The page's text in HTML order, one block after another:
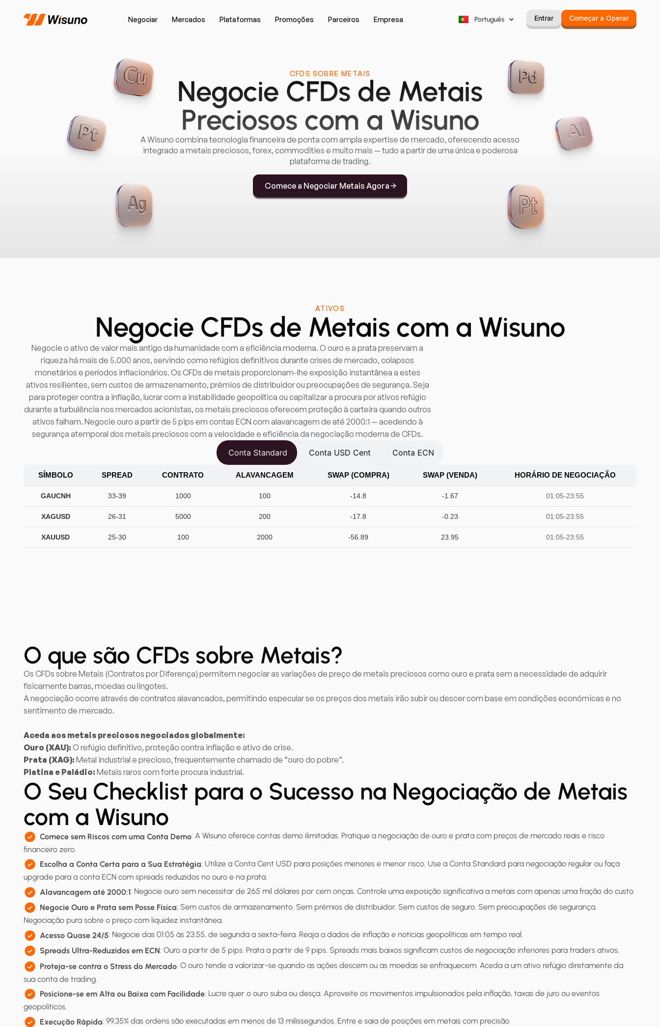
Negociar Mercados Plataformas Promoções Parceiros Empresa Português
Русский Entrar Começar a Operar
CFDS SOBRE METAIS
Negocie CFDs de Metais
Preciosos com a Wisuno
A Wisuno combina tecnologia financeira de ponta com ampla expertise de mercado, oferecendo acesso
integrado a metais preciosos, forex, commodities e muito mais — tudo a partir de uma única e poderosa
plataforma de trading.
Comece a Negociar Metais Agora
ATIVOS
Negocie CFDs de Metais com a Wisuno
Negocie o ativo de valor mais antigo da humanidade com a eficiência moderna. O ouro e a prata preservam a
riqueza há mais de 5.000 anos, servindo como refúgios definitivos durante crises de mercado, colapsos
monetários e períodos inflacionários. Os CFDs de metais proporcionam-lhe exposição instantânea a estes
ativos resilientes, sem custos de armazenamento, prémios de distribuidor ou preocupações de segurança. Seja
para proteger contra a inflação, lucrar com a instabilidade geopolítica ou capitalizar a procura por ativos refúgio
durante a turbulência nos mercados acionistas, os metais preciosos oferecem proteção à carteira quando outros
ativos falham. Negocie ouro a partir de 5 pips em contas ECN com alavancagem de até 2000:1 — acedendo à
segurança atemporal dos metais preciosos com a velocidade e eficiência da negociação moderna de CFDs.
Conta Standard
Conta USD Cent Conta ECN
SÍMBOLO SPREAD CONTRATO ALAVANCAGEM SWAP (COMPRA) SWAP (VENDA) HORÁRIO DE NEGOCIAÇÃO
GAUCNH 33-39 1000 100 -14.8 -1.67 01:05-23:55
XAGUSD 26-31 5000 200 -17.8 -0.23 01:05-23:55
XAUUSD 25-30 100 2000 -56.89 23.95 01:05-23:55
O que são CFDs sobre Metais?
Os CFDs sobre Metais (Contratos por Diferença) permitem negociar as variações de preço de metais preciosos como ouro e prata sem a necessidade de adquirir
fisicamente barras, moedas ou lingotes.
A negociação ocorre através de contratos alavancados, permitindo especular se os preços dos metais irão subir ou descer com base em condições económicas e no
sentimento de mercado.
Aceda aos metais preciosos negociados globalmente:
Ouro (XAU): O refúgio definitivo, proteção contra inflação e ativo de crise.
Prata (XAG): Metal industrial e precioso, frequentemente chamado de “ouro do pobre”.
Platina e Paládio: Metais raros com forte procura industrial.
O Seu Checklist para o Sucesso na Negociação de Metais
com a Wisuno
Comece sem Riscos com uma Conta Demo: A Wisuno oferece contas demo ilimitadas. Pratique a negociação de ouro e prata com preços de mercado reais e risco
financeiro zero.
Escolha a Conta Certa para a Sua Estratégia: Utilize a Conta Cent USD para posições menores e menor risco. Use a Conta Standard para negociação regular ou faça
upgrade para a conta ECN com spreads reduzidos no ouro e na prata.
Alavancagem até 2000:1: Negocie ouro sem necessitar de 265 mil dólares por cem onças. Controle uma exposição significativa a metais com apenas uma fração do custo.
Negocie Ouro e Prata sem Posse Física: Sem custos de armazenamento. Sem prémios de distribuidor. Sem custos de seguro. Sem preocupações de segurança.
Negociação pura sobre o preço com liquidez instantânea.
Acesso Quase 24/5: Negocie das 01:05 às 23:55, de segunda a sexta-feira. Reaja a dados de inflação e notícias geopolíticas em tempo real.
Spreads Ultra-Reduzidos em ECN: Ouro a partir de 5 pips. Prata a partir de 9 pips. Spreads mais baixos significam custos de negociação inferiores para traders ativos.
Proteja-se contra o Stress do Mercado: O ouro tende a valorizar-se quando as ações descem ou as moedas se enfraquecem. Aceda a um ativo refúgio diretamente da
sua conta de trading.
Posicione-se em Alta ou Baixa com Facilidade: Lucre quer o ouro suba ou desça. Aproveite os movimentos impulsionados pela inflação, taxas de juro ou eventos
geopolíticos.
Execução Rápida: 99,35% das ordens são executadas em menos de 13 milissegundos. Entre e saia de posições em metais com precisão.